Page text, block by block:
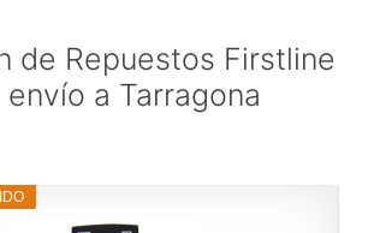
de Repuestos Firstline
envío a Tarragona